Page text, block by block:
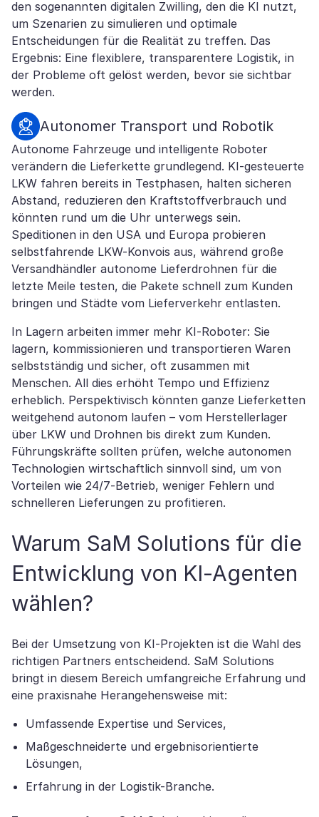
den sogenannten digitalen Zwilling, den die KI nutzt,
um Szenarien zu simulieren und optimale
Entscheidungen für die Realität zu treffen. Das
Ergebnis: Eine flexiblere, transparentere Logistik, in
der Probleme oft gelöst werden, bevor sie sichtbar
werden.
Autonomer Transport und Robotik
Autonome Fahrzeuge und intelligente Roboter
verändern die Lieferkette grundlegend. KI-gesteuerte
LKW fahren bereits in Testphasen, halten sicheren
Abstand, reduzieren den Kraftstoffverbrauch und
könnten rund um die Uhr unterwegs sein.
Speditionen in den USA und Europa probieren
selbstfahrende LKW-Konvois aus, während große
Versandhändler autonome Lieferdrohnen für die
letzte Meile testen, die Pakete schnell zum Kunden
bringen und Städte vom Lieferverkehr entlasten.
In Lagern arbeiten immer mehr KI-Roboter: Sie
lagern, kommissionieren und transportieren Waren
selbstständig und sicher, oft zusammen mit
Menschen. All dies erhöht Tempo und Effizienz
erheblich. Perspektivisch könnten ganze Lieferketten
weitgehend autonom laufen – vom Herstellerlager
über LKW und Drohnen bis direkt zum Kunden.
Führungskräfte sollten prüfen, welche autonomen
Technologien wirtschaftlich sinnvoll sind, um von
Vorteilen wie 24/7-Betrieb, weniger Fehlern und
schnelleren Lieferungen zu profitieren.
Warum SaM Solutions für die
Entwicklung von KI-Agenten
wählen?
Bei der Umsetzung von KI-Projekten ist die Wahl des
richtigen Partners entscheidend. SaM Solutions
bringt in diesem Bereich umfangreiche Erfahrung und
eine praxisnahe Herangehensweise mit:
Umfassende Expertise und Services,
Maßgeschneiderte und ergebnisorientierte
Lösungen,
Erfahrung in der Logistik-Branche.